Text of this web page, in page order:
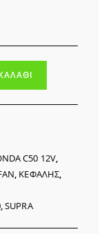
C50 12V,
ΚΕΦΑΛΗΣ
,SUPRA